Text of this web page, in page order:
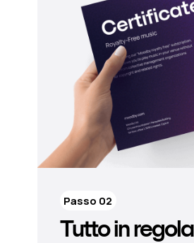
Tutto in regola
Passo 02